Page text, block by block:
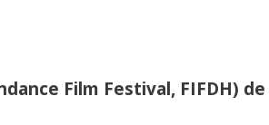
Film Festival, FIFDH)